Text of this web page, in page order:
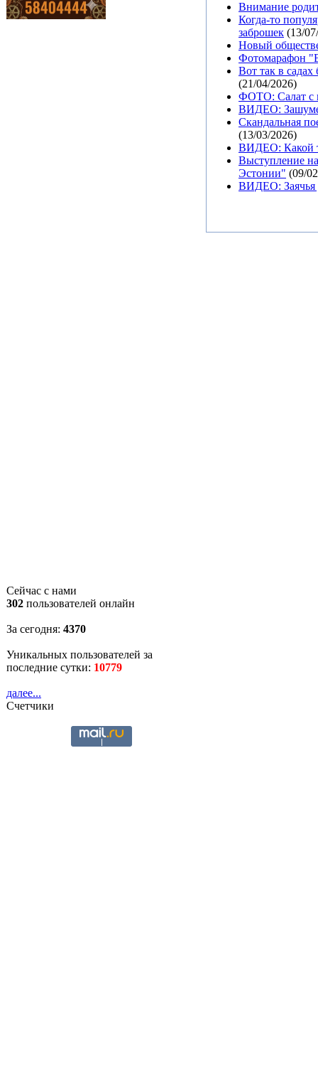
Сейчас с нами
302 пользователей онлайн
За сегодня: 4370
Уникальных пользователей за
последние сутки: 10779
далее...
Счетчики
Внимание
Когда-то
заброшек (13/
Новый
Фотомарафон
Вот так в
(21/04/2026)
ФОТО: Салат с
ВИДЕО:
Скандальная
(13/03/2026)
ВИДЕО: Какой
Выступление
Эстонии" (09/
ВИДЕО: Заячья